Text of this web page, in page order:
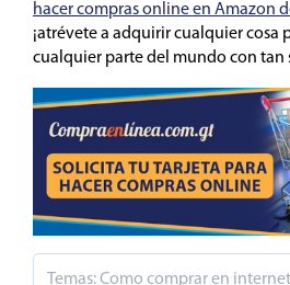
hacer compras online en Amazon
¡atrévete a adquirir cualquier cosa
cualquier parte del mundo con tan
Temas:Como comprar en internet